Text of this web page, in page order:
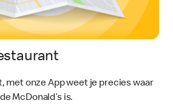
met onze App weet je precies waar
McDonald’s is.